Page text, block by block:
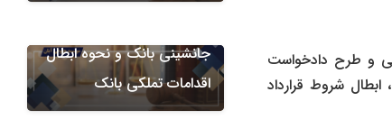
و طرح دادخواست
، ابطال شروط قرارداد
جانشینی بانک و نحوه ابطال
اقدامات تملکی بانک
دعاوی ضمانتنامه های بانکی
مطالبه خسارت ناشی از ضبط